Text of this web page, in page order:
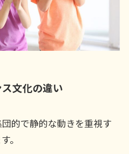
文化の違い
的で静的な動きを重視す
。